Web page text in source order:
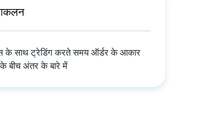
के साथ ट्रेडिंग करते समय ऑर्डर के आकार
बीच अंतर के बारे में